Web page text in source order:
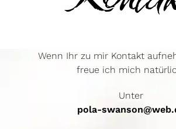
Wenn Ihr zu mir Kontakt
freue ich mich
Unter
pola-